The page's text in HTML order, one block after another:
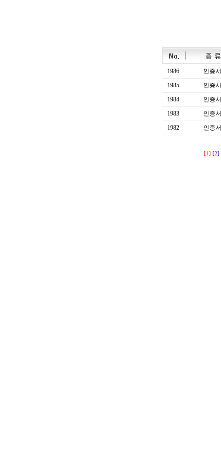
1986 인증서
1985
인증서
1984
인증서
1983
인증서
1982
인증서
[1] [2]